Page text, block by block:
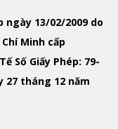
ngày 13/02/2009 do
Minh cấp
Số Giấy Phép: 79-
27 tháng 12 năm